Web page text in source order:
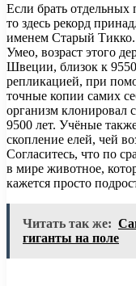
Если брать отдельных
то здесь рекорд
именем Старый
Умео, возраст этого
Швеции, близок к
репликацией, при
точные копии самих
организм клонировал
9500 лет. Учёные
скопление елей, чей
Согласитесь, что по
в мире животное,
кажется просто
Читать так же:
гиганты на поле